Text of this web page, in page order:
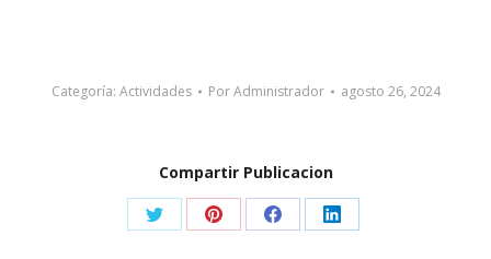
Categoría: Actividades PorAdministrador agosto 26, 2024
Compartir Publicacion
Share Share Share Share